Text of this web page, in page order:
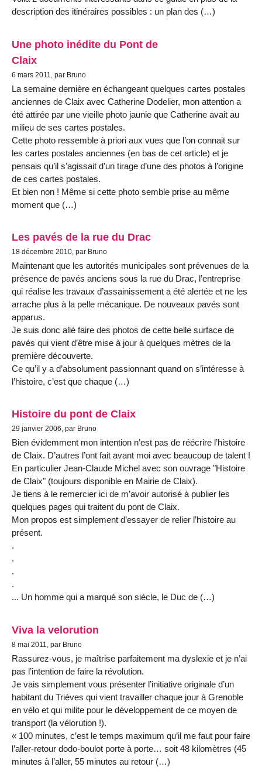
description des itinéraires possibles : un plan des (…)
Une photo inédite du Pont de
Claix
6 mars 2011, par Bruno
La semaine dernière en échangeant quelques cartes postales
anciennes de Claix avec Catherine Dodelier, mon attention a
été attirée par une vieille photo jaunie que Catherine avait au
milieu de ses cartes postales.
Cette photo ressemble à priori aux vues que l’on connait sur
les cartes postales anciennes (en bas de cet article) et je
pensais qu’il s’agissait d’un tirage d’une des photos à l’origine
de ces cartes postales.
Et bien non ! Même si cette photo semble prise au même
moment que (…)
Les pavés de la rue du Drac
18 décembre 2010, par Bruno
Maintenant que les autorités municipales sont prévenues de la
présence de pavés anciens sous la rue du Drac, l’entreprise
qui réalise les travaux d’assainissement a été alertée et ne les
arrache plus à la pelle mécanique. De nouveaux pavés sont
apparus.
Je suis donc allé faire des photos de cette belle surface de
pavés qui vient d’être mise à jour à quelques mètres de la
première découverte.
Ce qu’il y a d’absolument passionnant quand on s’intéresse à
l’histoire, c’est que chaque (…)
Histoire du pont de Claix
29 janvier 2006, par Bruno
Bien évidemment mon intention n’est pas de réécrire l’histoire
de Claix. D’autres l’ont fait avant moi avec beaucoup de talent !
En particulier Jean-Claude Michel avec son ouvrage "Histoire
de Claix" (toujours disponible en Mairie de Claix).
Je tiens à le remercier ici de m’avoir autorisé à publier les
quelques pages qui traitent du pont de Claix.
Mon propos est simplement d’essayer de relier l’histoire au
présent.
.
.
.
.
... Un homme qui a marqué son siècle, le Duc de (…)
Viva la velorution
8 mai 2011, par Bruno
Rassurez-vous, je maîtrise parfaitement ma dyslexie et je n’ai
pas l’intention de faire la révolution.
Je vais simplement vous présenter l’initiative originale d’un
habitant du Trièves qui vient travailler chaque jour à Grenoble
en vélo et qui milite pour le développement de ce moyen de
transport (la vélorution !).
« 100 minutes, c’est le temps maximum qu’il me faut pour faire
l’aller-retour dodo-boulot porte à porte… soit 48 kilomètres (45
minutes à l’aller, 55 minutes au retour (…)